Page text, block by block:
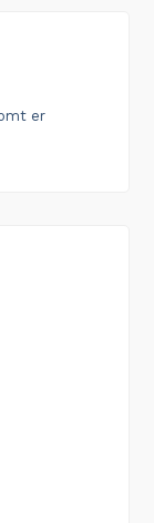
er